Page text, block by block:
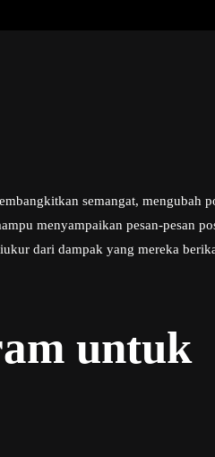
semangat, mengubah
menyampaikan pesan-pesan
dari dampak yang mereka
untuk